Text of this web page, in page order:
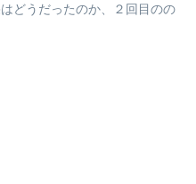
どうだったのか、２回目のの